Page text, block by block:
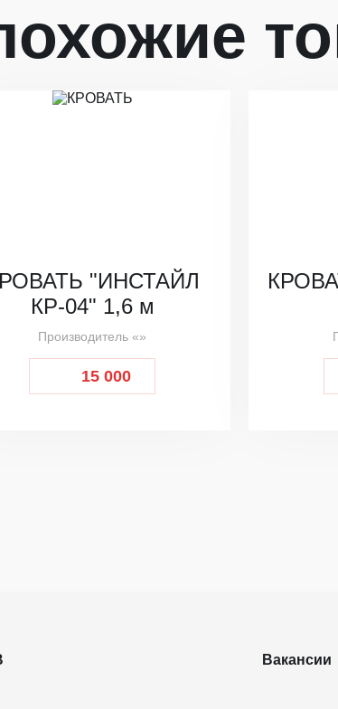
"ИНСТАЙЛ
КР-04" 1,6 м
Производитель «»
15 000
Вакансии